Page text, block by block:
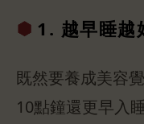
1. 越早睡越
既然要養成美容
10點鐘還更早入